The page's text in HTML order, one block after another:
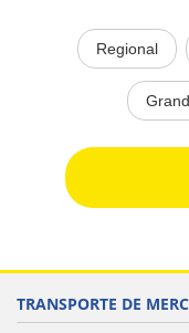
Regional
TRANSPORTE DE